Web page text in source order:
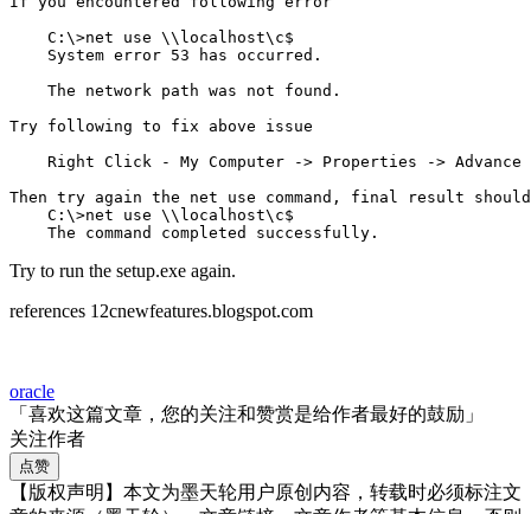
C:\>net use \\localhost\c$
System error 53 has occurred.
The network path was not found.
Try following to fix above issue
Right Click - My Computer -> Properties -> Advance
Then try again the net use command, final result
C:\>net use \\localhost\c$
The command completed successfully.
Try to run the setup.exe again.
references 12cnewfeatures.blogspot.com
oracle
「喜欢这篇文章，您的关注和赞赏是给作者最好的鼓励」
关注作者
点赞
【版权声明】本文为墨天轮用户原创内容，转载时必须标注文